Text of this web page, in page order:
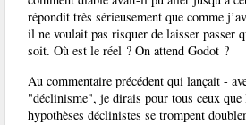
répondit très sérieusement que comme
il ne voulait pas risquer de laisser passer
soit. Où est le réel ? On attend Godot ?
Au commentaire précédent qui lançait -
"déclinisme", je dirais pour tous ceux que
hypothèses déclinistes se trompent